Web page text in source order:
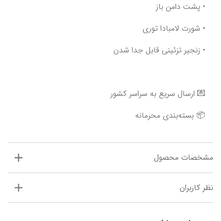
• پشت دامن باز
• شورت لامبادا توری
• زنجیر تزئینی قابل جدا شدن
💌 ارسال سریع به سراسر کشور
📦 بسته‌بندی محرمانه
مشخصات محصول
نظر کاربران